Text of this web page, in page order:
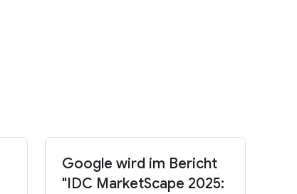
Google wird im Bericht
"IDC MarketScape 2025: